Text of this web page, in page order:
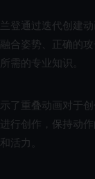
登通过迭代创建
合姿势、正确的
需的专业知识。
了重叠动画对于
行创作，保持动
活力。